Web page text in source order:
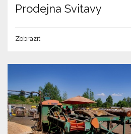
Prodejna Svitavy
Zobrazit